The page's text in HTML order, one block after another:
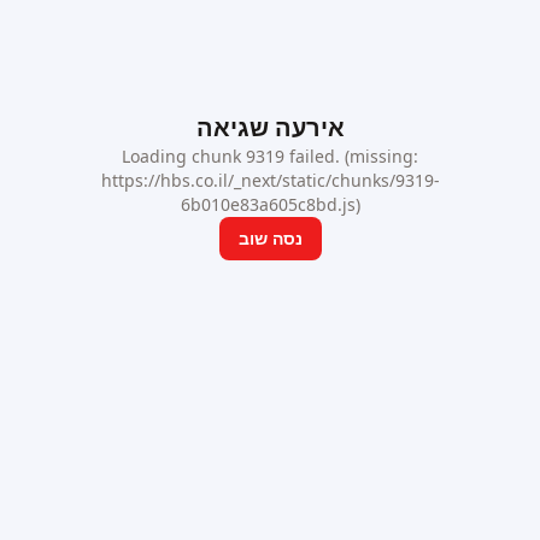
אירעה שגיאה
Loading chunk 9319 failed. (missing:
https://hbs.co.il/_next/static/chunks/9319-
6b010e83a605c8bd.js)